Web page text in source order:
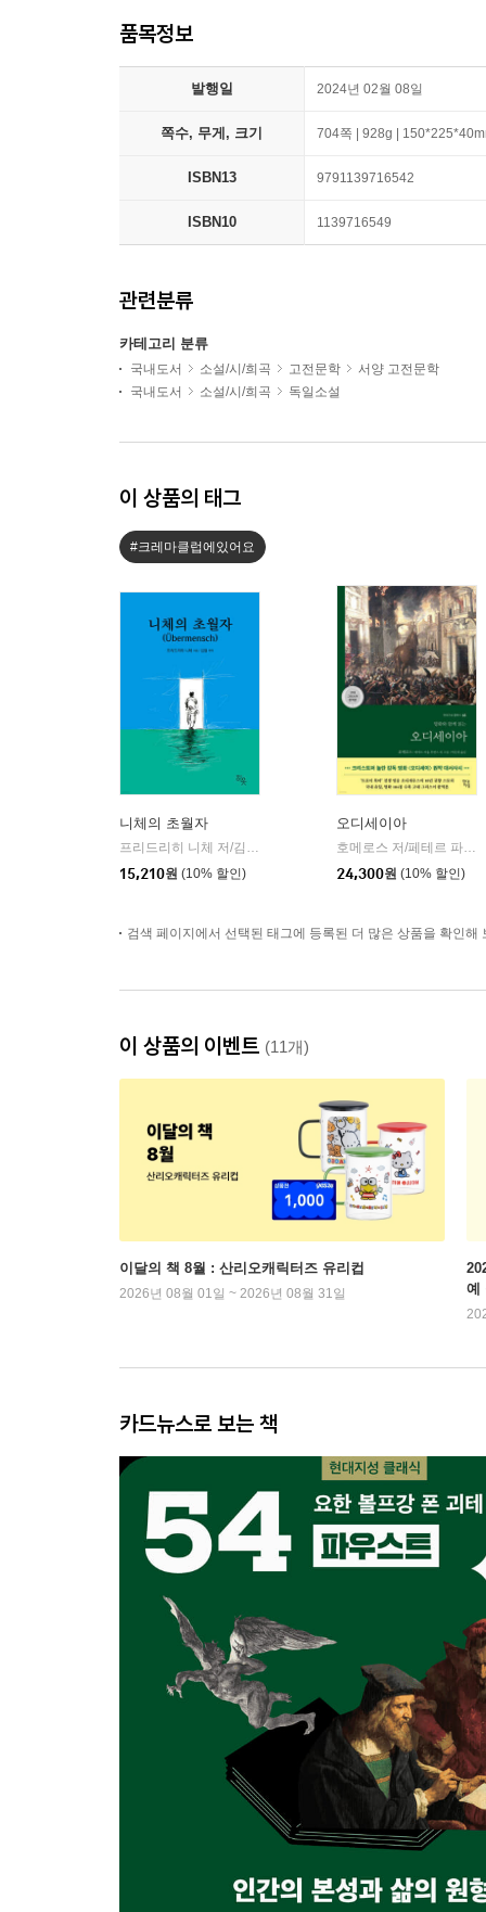
품목정보
발행일 2024년 02월 08일
쪽수, 무게, 크기 704쪽 | 928g |
ISBN13 9791139716542
ISBN10 1139716549
관련분류
카테고리 분류
국내도서 소설/시/희곡 고전문학
서양 고전문학
국내도서
소설/시/희곡 독일소설
이 상품의 태그
#크레마클럽에있어요
니체의 초월자
프리드리히 니체 저/김철 편역
15,210원 (10% 할인)
오디세이아
호메로스 저/페테르 파울 루벤스 그림/박문재 역
24,300원 (10% 할인)
검색 페이지에서 선택된 태그에 등록된 더 많은 상품을 확인해
이 상품의 이벤트 (11개)
이달의 책 8월 : 산리오캐릭터즈 유리컵
2026년 08월 01일 ~ 2026년 08월 31일
예
카드뉴스로 보는 책